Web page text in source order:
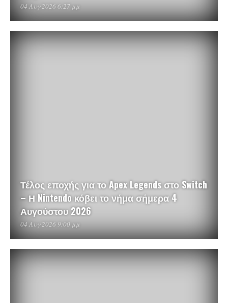
04 Αυγ 2026 6:27 μμ
Τέλος εποχής για το Apex Legends στο Switch
– Η Nintendo κόβει το νήμα σήμερα 4
Αυγούστου 2026
04 Αυγ 2026 9:00 μμ